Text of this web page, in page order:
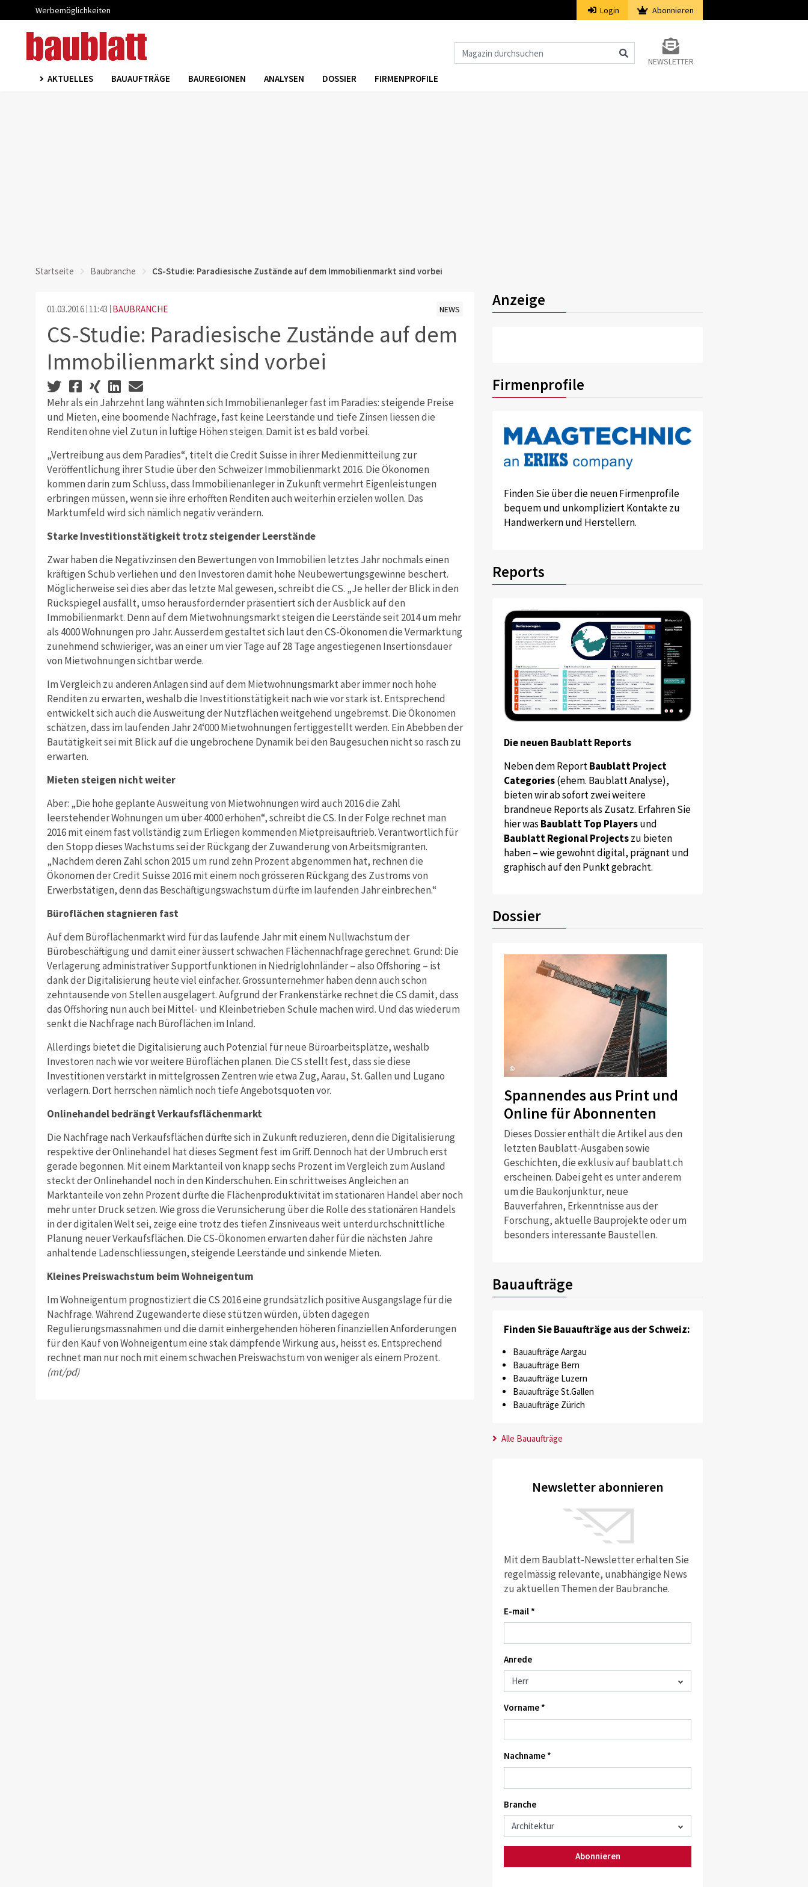
Werbemöglichkeiten Login Abonnieren
NEWSLETTER
AKTUELLES BAUAUFTRÄGE BAUREGIONEN ANALYSEN DOSSIER FIRMENPROFILE
Startseite Baubranche CS-Studie: Paradiesische Zustände auf dem Immobilienmarkt sind vorbei
01.03.2016 11:43 BAUBRANCHE NEWS
CS-Studie: Paradiesische Zustände auf dem
Immobilienmarkt sind vorbei
Mehr als ein Jahrzehnt lang wähnten sich Immobilienanleger fast im Paradies: steigende Preise
und Mieten, eine boomende Nachfrage, fast keine Leerstände und tiefe Zinsen liessen die
Renditen ohne viel Zutun in luftige Höhen steigen. Damit ist es bald vorbei.
„Vertreibung aus dem Paradies“, titelt die Credit Suisse in ihrer Medienmitteilung zur
Veröffentlichung ihrer Studie über den Schweizer Immobilienmarkt 2016. Die Ökonomen
kommen darin zum Schluss, dass Immobilienanleger in Zukunft vermehrt Eigenleistungen
erbringen müssen, wenn sie ihre erhofften Renditen auch weiterhin erzielen wollen. Das
Marktumfeld wird sich nämlich negativ verändern.
Starke Investitionstätigkeit trotz steigender Leerstände
Zwar haben die Negativzinsen den Bewertungen von Immobilien letztes Jahr nochmals einen
kräftigen Schub verliehen und den Investoren damit hohe Neubewertungsgewinne beschert.
Möglicherweise sei dies aber das letzte Mal gewesen, schreibt die CS. „Je heller der Blick in den
Rückspiegel ausfällt, umso herausfordernder präsentiert sich der Ausblick auf den
Immobilienmarkt. Denn auf dem Mietwohnungsmarkt steigen die Leerstände seit 2014 um mehr
als 4000 Wohnungen pro Jahr. Ausserdem gestaltet sich laut den CS-Ökonomen die Vermarktung
zunehmend schwieriger, was an einer um vier Tage auf 28 Tage angestiegenen Insertionsdauer
von Mietwohnungen sichtbar werde.
Im Vergleich zu anderen Anlagen sind auf dem Mietwohnungsmarkt aber immer noch hohe
Renditen zu erwarten, weshalb die Investitionstätigkeit nach wie vor stark ist. Entsprechend
entwickelt sich auch die Ausweitung der Nutzflächen weitgehend ungebremst. Die Ökonomen
schätzen, dass im laufenden Jahr 24‘000 Mietwohnungen fertiggestellt werden. Ein Abebben der
Bautätigkeit sei mit Blick auf die ungebrochene Dynamik bei den Baugesuchen nicht so rasch zu
erwarten.
Mieten steigen nicht weiter
Aber: „Die hohe geplante Ausweitung von Mietwohnungen wird auch 2016 die Zahl
leerstehender Wohnungen um über 4000 erhöhen“, schreibt die CS. In der Folge rechnet man
2016 mit einem fast vollständig zum Erliegen kommenden Mietpreisauftrieb. Verantwortlich für
den Stopp dieses Wachstums sei der Rückgang der Zuwanderung von Arbeitsmigranten.
„Nachdem deren Zahl schon 2015 um rund zehn Prozent abgenommen hat, rechnen die
Ökonomen der Credit Suisse 2016 mit einem noch grösseren Rückgang des Zustroms von
Erwerbstätigen, denn das Beschäftigungswachstum dürfte im laufenden Jahr einbrechen.“
Büroflächen stagnieren fast
Auf dem Büroflächenmarkt wird für das laufende Jahr mit einem Nullwachstum der
Bürobeschäftigung und damit einer äussert schwachen Flächennachfrage gerechnet. Grund: Die
Verlagerung administrativer Supportfunktionen in Niedriglohnländer – also Offshoring – ist
dank der Digitalisierung heute viel einfacher. Grossunternehmer haben denn auch schon
zehntausende von Stellen ausgelagert. Aufgrund der Frankenstärke rechnet die CS damit, dass
das Offshoring nun auch bei Mittel- und Kleinbetrieben Schule machen wird. Und das wiederum
senkt die Nachfrage nach Büroflächen im Inland.
Allerdings bietet die Digitalisierung auch Potenzial für neue Büroarbeitsplätze, weshalb
Investoren nach wie vor weitere Büroflächen planen. Die CS stellt fest, dass sie diese
Investitionen verstärkt in mittelgrossen Zentren wie etwa Zug, Aarau, St. Gallen und Lugano
verlagern. Dort herrschen nämlich noch tiefe Angebotsquoten vor.
Onlinehandel bedrängt Verkaufsflächenmarkt
Die Nachfrage nach Verkaufsflächen dürfte sich in Zukunft reduzieren, denn die Digitalisierung
respektive der Onlinehandel hat dieses Segment fest im Griff. Dennoch hat der Umbruch erst
gerade begonnen. Mit einem Marktanteil von knapp sechs Prozent im Vergleich zum Ausland
steckt der Onlinehandel noch in den Kinderschuhen. Ein schrittweises Angleichen an
Marktanteile von zehn Prozent dürfte die Flächenproduktivität im stationären Handel aber noch
mehr unter Druck setzen. Wie gross die Verunsicherung über die Rolle des stationären Handels
in der digitalen Welt sei, zeige eine trotz des tiefen Zinsniveaus weit unterdurchschnittliche
Planung neuer Verkaufsflächen. Die CS-Ökonomen erwarten daher für die nächsten Jahre
anhaltende Ladenschliessungen, steigende Leerstände und sinkende Mieten.
Kleines Preiswachstum beim Wohneigentum
Im Wohneigentum prognostiziert die CS 2016 eine grundsätzlich positive Ausgangslage für die
Nachfrage. Während Zugewanderte diese stützen würden, übten dagegen
Regulierungsmassnahmen und die damit einhergehenden höheren finanziellen Anforderungen
für den Kauf von Wohneigentum eine stak dämpfende Wirkung aus, heisst es. Entsprechend
rechnet man nur noch mit einem schwachen Preiswachstum von weniger als einem Prozent.
(mt/pd)
Anzeige
Firmenprofile
Finden Sie über die neuen Firmenprofile
bequem und unkompliziert Kontakte zu
Handwerkern und Herstellern.
Reports
Die neuen Baublatt Reports
Neben dem ReportBaublatt Project
Categories(ehem. Baublatt Analyse),
bieten wir ab sofort zwei weitere
brandneue Reports als Zusatz. Erfahren Sie
hier was Baublatt Top Playersund
Baublatt Regional Projectszu bieten
haben – wie gewohnt digital, prägnant und
graphisch auf den Punkt gebracht.
Dossier
©
Spannendes aus Print und
Online für Abonnenten
Dieses Dossier enthält die Artikel aus den
letzten Baublatt-Ausgaben sowie
Geschichten, die exklusiv auf baublatt.ch
erscheinen. Dabei geht es unter anderem
um die Baukonjunktur, neue
Bauverfahren, Erkenntnisse aus der
Forschung, aktuelle Bauprojekte oder um
besonders interessante Baustellen.
Bauaufträge
Finden Sie Bauaufträge aus der Schweiz:
Bauaufträge Aargau
Bauaufträge Bern
Bauaufträge Luzern
Bauaufträge St.Gallen
Bauaufträge Zürich
Alle Bauaufträge
Newsletter abonnieren
Mit dem Baublatt-Newsletter erhalten Sie
regelmässig relevante, unabhängige News
zu aktuellen Themen der Baubranche.
E-mail *
Anrede
Vorname *
Nachname *
Branche
Abonnieren